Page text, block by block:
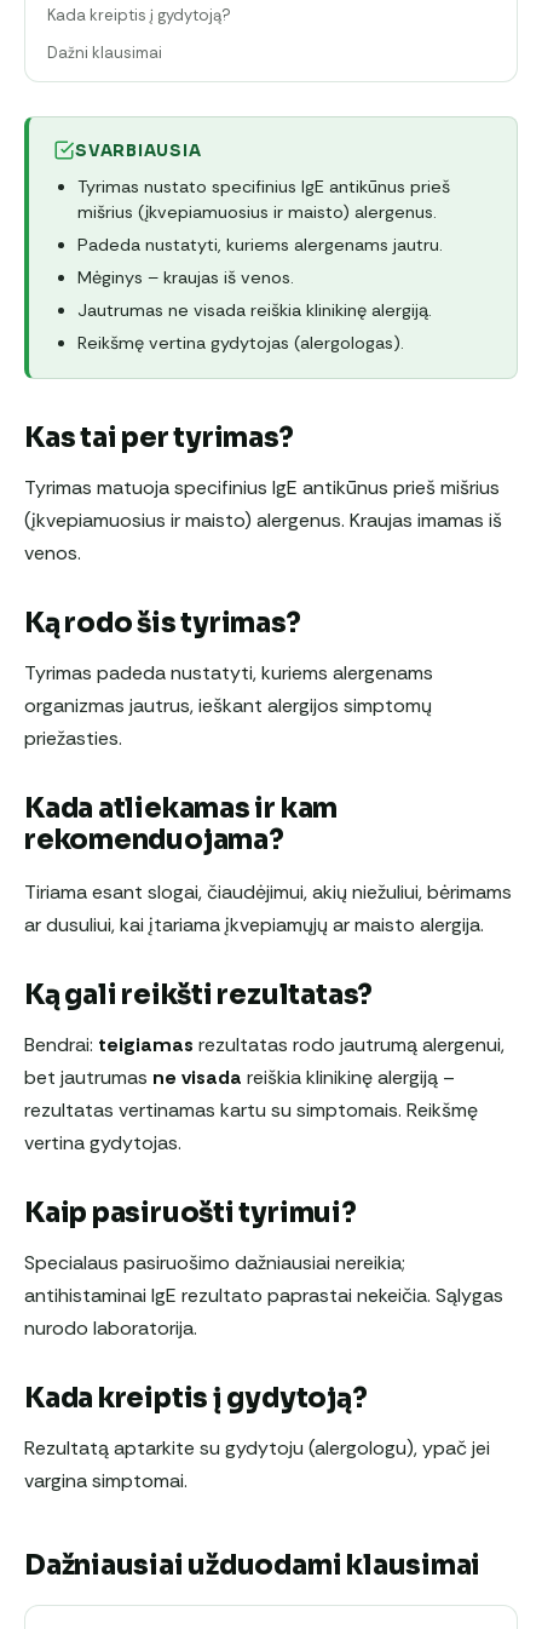
Kada kreiptis į gydytoją?
Dažni klausimai
SVARBIAUSIA
Tyrimas nustato specifinius IgE antikūnus prieš
mišrius (įkvepiamuosius ir maisto) alergenus.
Padeda nustatyti, kuriems alergenams jautru.
Mėginys – kraujas iš venos.
Jautrumas ne visada reiškia klinikinę alergiją.
Reikšmę vertina gydytojas (alergologas).
Kas tai per tyrimas?
Tyrimas matuoja specifinius IgE antikūnus prieš mišrius
(įkvepiamuosius ir maisto) alergenus. Kraujas imamas iš
venos.
Ką rodo šis tyrimas?
Tyrimas padeda nustatyti, kuriems alergenams
organizmas jautrus, ieškant alergijos simptomų
priežasties.
Kada atliekamas ir kam
rekomenduojama?
Tiriama esant slogai, čiaudėjimui, akių niežuliui, bėrimams
ar dusuliui, kai įtariama įkvepiamųjų ar maisto alergija.
Ką gali reikšti rezultatas?
Bendrai: teigiamas rezultatas rodo jautrumą alergenui,
bet jautrumas ne visada reiškia klinikinę alergiją –
rezultatas vertinamas kartu su simptomais. Reikšmę
vertina gydytojas.
Kaip pasiruošti tyrimui?
Specialaus pasiruošimo dažniausiai nereikia;
antihistaminai IgE rezultato paprastai nekeičia. Sąlygas
nurodo laboratorija.
Kada kreiptis į gydytoją?
Rezultatą aptarkite su gydytoju (alergologu), ypač jei
vargina simptomai.
Dažniausiai užduodami klausimai